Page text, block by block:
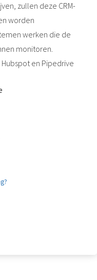
zullen deze CRM-
worden
werken die de
monitoren.
en Pipedrive